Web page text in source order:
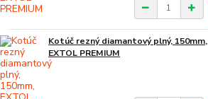
Kotúč rezný diamantový plný, 150mm,
EXTOL PREMIUM